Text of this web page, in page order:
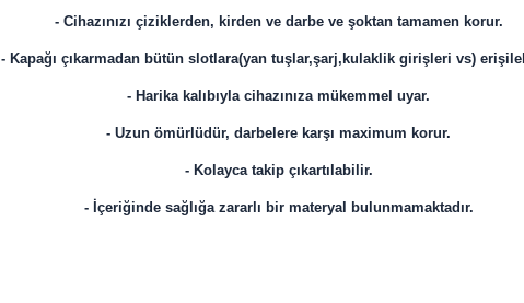
- Cihazınızı çiziklerden, kirden ve darbe ve şoktan tamamen korur.
- Kapağı çıkarmadan bütün slotlara(yan tuşlar,şarj,kulaklik girişleri vs)
- Harika kalıbıyla cihazınıza mükemmel uyar.
- Uzun ömürlüdür, darbelere karşı maximum korur.
- Kolayca takip çıkartılabilir.
- İçeriğinde sağlığa zararlı bir materyal bulunmamaktadır.